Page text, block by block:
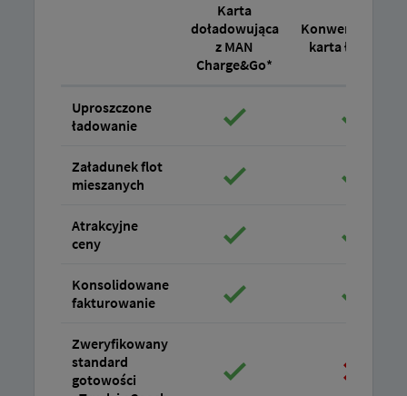
Karta
doładowująca
z MAN
Charge&Go*
Konwencjonalna
karta ładująca
Uproszczone
ładowanie
Załadunek flot
mieszanych
Atrakcyjne
ceny
Konsolidowane
fakturowanie
Zweryfikowany
standard
gotowości